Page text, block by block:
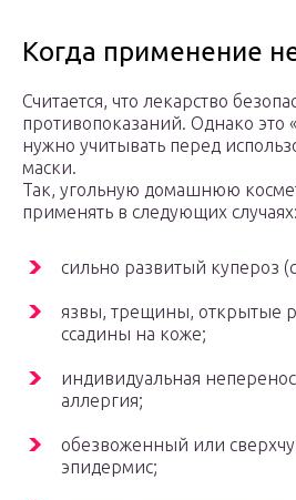
Когда применение
Считается, что лекарство
противопоказаний. Однако это
нужно учитывать перед
маски.
Так, угольную домашнюю
применять в следующих случаях:
сильно развитый купероз
язвы, трещины, открытые
ссадины на коже;
индивидуальная
аллергия;
обезвоженный или
эпидермис;